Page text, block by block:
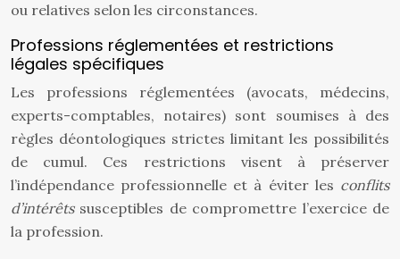
ou relatives selon les circonstances.
Professions réglementées et restrictions
légales spécifiques
Les professions réglementées (avocats, médecins,
experts-comptables, notaires) sont soumises à des
règles déontologiques strictes limitant les possibilités
de cumul. Ces restrictions visent à préserver
l’indépendance professionnelle et à éviter les conflits
d’intérêts susceptibles de compromettre l’exercice de
la profession.